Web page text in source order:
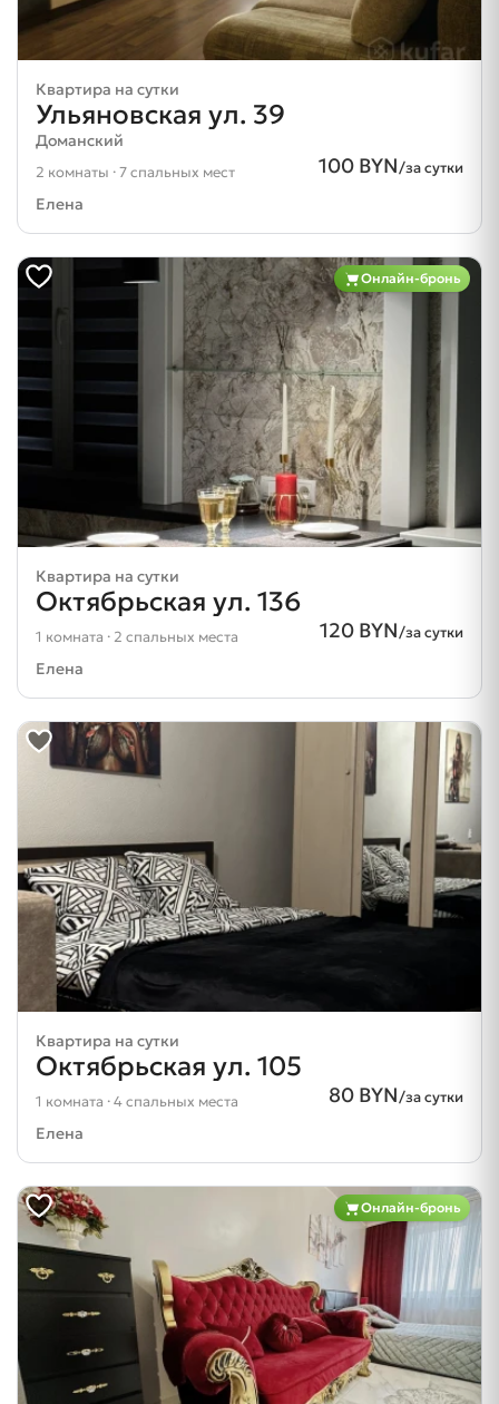
Квартира на сутки
Ульяновская ул. 39
Доманский
100 BYN/за сутки
2 комнаты · 7 спальных мест
Елена
Онлайн-бронь
Квартира на сутки
Октябрьская ул. 136
120 BYN/за сутки
1 комната · 2 спальных места
Елена
Квартира на сутки
Октябрьская ул. 105
80 BYN/за сутки
1 комната · 4 спальных места
Елена
Онлайн-бронь